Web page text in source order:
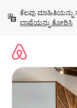
ಹೋಗಿ
ಕೆಲವು ಮಾಹಿತಿಯನ್ನು
ಭಾಷೆಯನ್ನು ತೋರಿಸಿ